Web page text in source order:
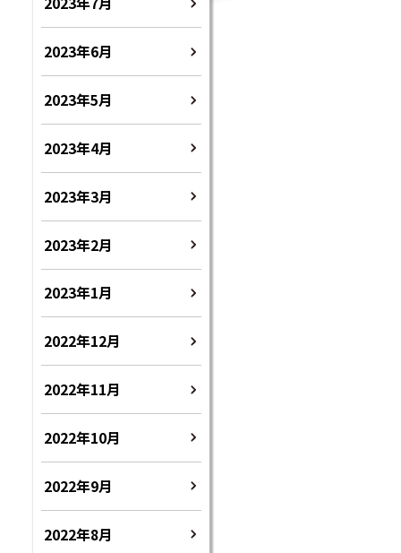
2023年6月
2023年5月
2023年4月
2023年3月
2023年2月
2023年1月
2022年12月
2022年11月
2022年10月
2022年9月
2022年8月